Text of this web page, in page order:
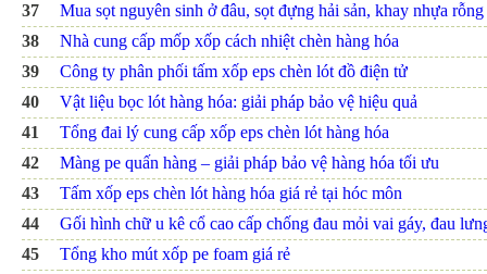
37
Mua sọt nguyên sinh ở đâu, sọt đựng hải sản, khay nhựa
38
Nhà cung cấp mốp xốp cách nhiệt chèn hàng hóa
39
Công ty phân phối tấm xốp eps chèn lót đồ điện tử
40
Vật liệu bọc lót hàng hóa: giải pháp bảo vệ hiệu quả
41
Tổng đai lý cung cấp xốp eps chèn lót hàng hóa
42
Màng pe quấn hàng – giải pháp bảo vệ hàng hóa tối ưu
43
Tấm xốp eps chèn lót hàng hóa giá rẻ tại hóc môn
44
Gối hình chữ u kê cổ cao cấp chống đau mỏi vai gáy, đau
45
Tổng kho mút xốp pe foam giá rẻ